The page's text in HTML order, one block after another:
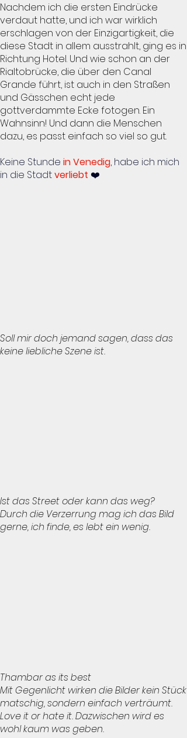
Nachdem ich die ersten Eindrücke
verdaut hatte, und ich war wirklich
erschlagen von der Einzigartigkeit, die
diese Stadt in allem ausstrahlt, ging es in
Richtung Hotel. Und wie schon an der
Rialtobrücke, die über den Canal
Grande führt, ist auch in den Straßen
und Gässchen echt jede
gottverdammte Ecke fotogen. Ein
Wahnsinn! Und dann die Menschen
dazu, es passt einfach so viel so gut.
Keine Stunde in Venedig, habe ich mich
in die Stadtverliebt ❤️
Soll mir doch jemand sagen, dass das
keine liebliche Szene ist.
Ist das Street oder kann das weg?
Durch die Verzerrung mag ich das Bild
gerne, ich finde, es lebt ein wenig.
Thambar as its best
Mit Gegenlicht wirken die Bilder kein Stück
matschig, sondern einfach verträumt.
Love it or hate it. Dazwischen wird es
wohl kaum was geben.